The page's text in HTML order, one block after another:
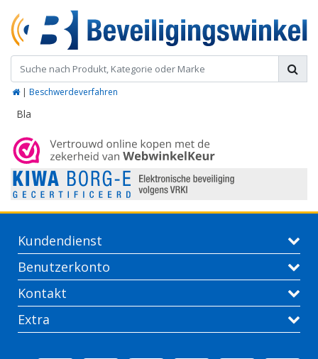
| Beschwerdeverfahren
Bla
Kundendienst
Benutzerkonto
Kontakt
Extra